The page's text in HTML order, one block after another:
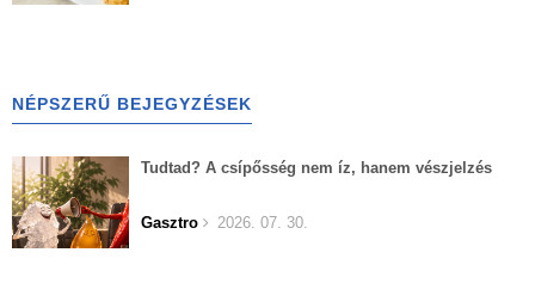
NÉPSZERŰ BEJEGYZÉSEK
Tudtad? A csípősség nem íz, hanem vészjelzés
Gasztro 2026. 07. 30.